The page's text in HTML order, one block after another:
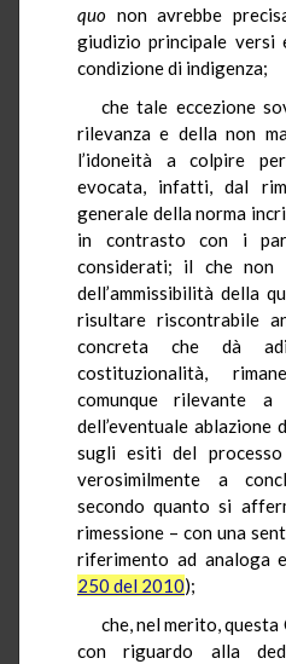
quo non avrebbe
giudizio principale versi
condizione di indigenza;
che tale eccezione
rilevanza e della non
l’idoneità a colpire
evocata, infatti, dal
generale della norma
in contrasto con i
considerati; il che
dell’ammissibilità della
risultare riscontrabile
concreta che dà
costituzionalità,
comunque rilevante a
dell’eventuale ablazione
sugli esiti del
verosimilmente a
secondo quanto si
rimessione – con una
riferimento ad analoga
250 del 2010);
che, nel merito,
con riguardo alla